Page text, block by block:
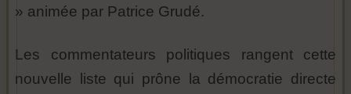
» animée par Patrice Grudé.
Les commentateurs politiques rangent cette
nouvelle liste qui prône la démocratie directe